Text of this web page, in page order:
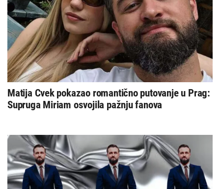
Matija Cvek pokazao romantično putovanje u Prag:
Supruga Miriam osvojila pažnju fanova